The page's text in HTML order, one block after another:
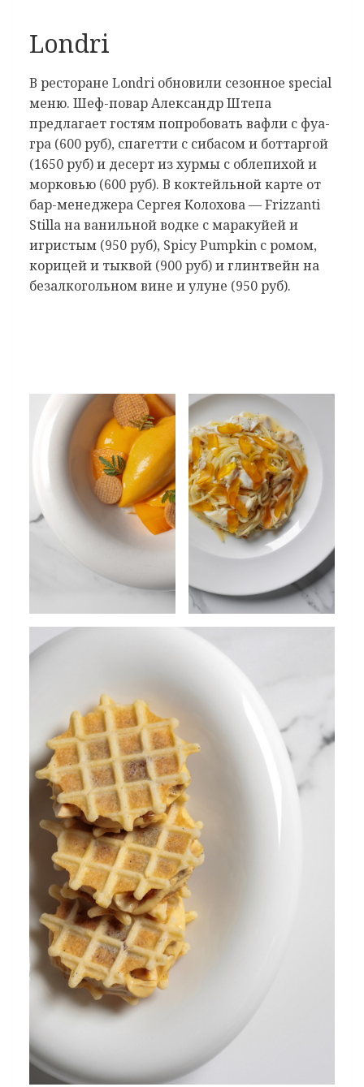
Londri
В ресторане Londri обновили сезонное special
меню. Шеф-повар Александр Штепа
предлагает гостям попробовать вафли с фуа-
гра (600 руб), спагетти с сибасом и боттаргой
(1650 руб) и десерт из хурмы с облепихой и
морковью (600 руб). В коктейльной карте от
бар-менеджера Сергея Колохова — Frizzanti
Stilla на ванильной водке с маракуйей и
игристым (950 руб), Spicy Pumpkin с ромом,
корицей и тыквой (900 руб) и глинтвейн на
безалкогольном вине и улуне (950 руб).